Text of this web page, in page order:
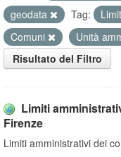
geodata
Tag:
Comuni
Unità
Risultato del Filtro
Limiti
Firenze
Limiti amministrativi dei